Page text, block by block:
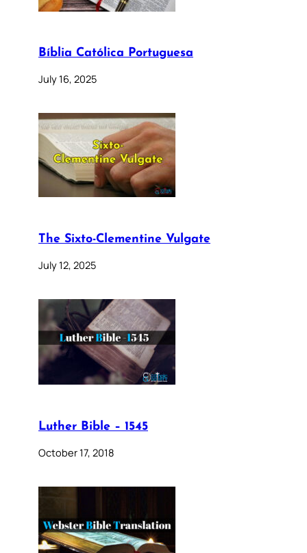
Bíblia Católica Portuguesa
July 16, 2025
The Sixto-Clementine Vulgate
July 12, 2025
Luther Bible – 1545
October 17, 2018